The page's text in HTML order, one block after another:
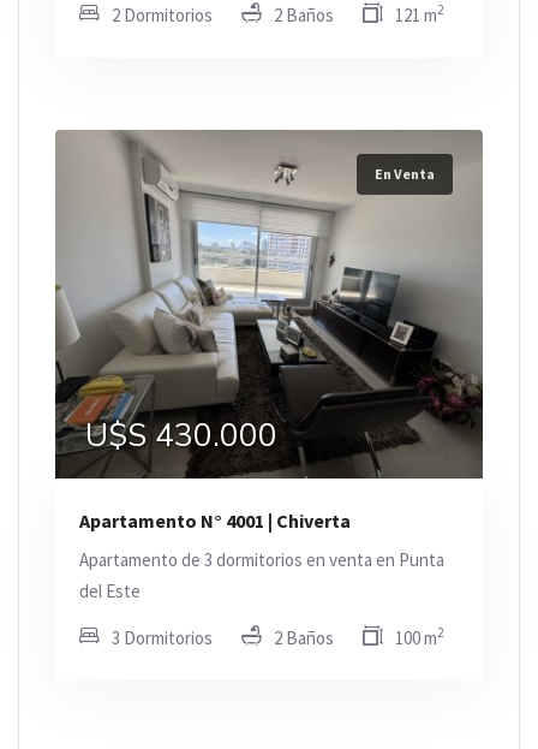
2 Dormitorios 2 Baños 121 m2
En Venta
U$S 430.000
Apartamento N° 4001 | Chiverta
Apartamento de 3 dormitorios en venta en Punta
del Este
3 Dormitorios 2 Baños 100 m2